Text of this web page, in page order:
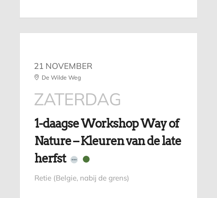
21 NOVEMBER
De Wilde Weg
ZATERDAG
1-daagse Workshop Way of
Nature – Kleuren van de late
herfst
Retie (Belgie, nabij de grens)